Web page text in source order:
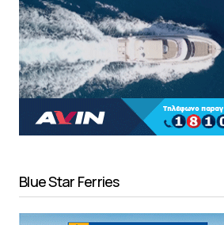
Blue Star Ferries